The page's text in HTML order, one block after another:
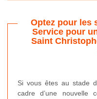
Optez pour les
Service pour
Saint
Si vous êtes au stade
cadre d’une nouvelle